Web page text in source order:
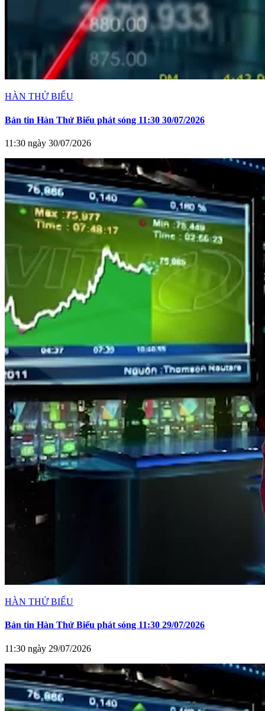
HÀN THỬ BIỂU
Bản tin Hàn Thử Biểu phát sóng 11:30 30/07/2026
11:30 ngày 30/07/2026
HÀN THỬ BIỂU
Bản tin Hàn Thử Biểu phát sóng 11:30 29/07/2026
11:30 ngày 29/07/2026